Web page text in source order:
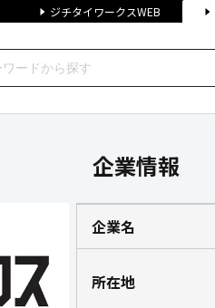
ジチタイワークスWEB
企業情報
企業名
所在地